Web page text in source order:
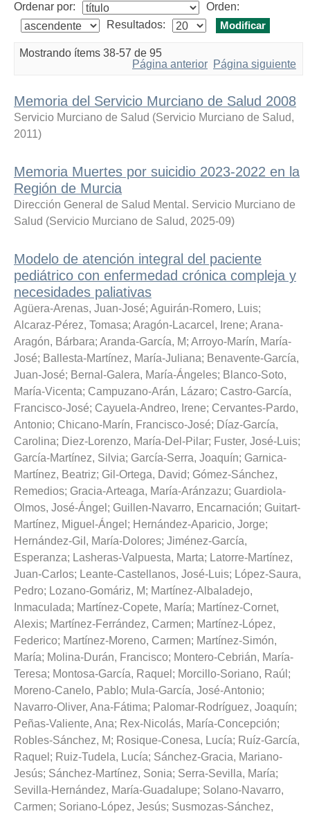
Ordenar por:
Orden:
Resultados:
Mostrando ítems 38-57 de 95
Página anterior Página siguiente
Memoria del Servicio Murciano de Salud 2008
Servicio Murciano de Salud (Servicio Murciano de Salud,
2011)
Memoria Muertes por suicidio 2023-2022 en la
Región de Murcia
Dirección General de Salud Mental. Servicio Murciano de
Salud (Servicio Murciano de Salud, 2025-09)
Modelo de atención integral del paciente
pediátrico con enfermedad crónica compleja y
necesidades paliativas
Agüera-Arenas, Juan-José; Aguirán-Romero, Luis;
Alcaraz-Pérez, Tomasa; Aragón-Lacarcel, Irene; Arana-
Aragón, Bárbara; Aranda-García, M; Arroyo-Marín, María-
José; Ballesta-Martínez, María-Juliana; Benavente-García,
Juan-José; Bernal-Galera, María-Ángeles; Blanco-Soto,
María-Vicenta; Campuzano-Arán, Lázaro; Castro-García,
Francisco-José; Cayuela-Andreo, Irene; Cervantes-Pardo,
Antonio; Chicano-Marín, Francisco-José; Díaz-García,
Carolina; Diez-Lorenzo, María-Del-Pilar; Fuster, José-Luis;
García-Martínez, Silvia; García-Serra, Joaquín; Garnica-
Martínez, Beatriz; Gil-Ortega, David; Gómez-Sánchez,
Remedios; Gracia-Arteaga, María-Aránzazu; Guardiola-
Olmos, José-Ángel ; Guillen-Navarro, Encarnación; Guitart-
Martínez, Miguel-Ángel ; Hernández-Aparicio, Jorge;
Hernández-GiI, María-Dolores; Jiménez-García,
Esperanza; Lasheras-Valpuesta, Marta; Latorre-Martínez,
Juan-Carlos; Leante-Castellanos, José-Luis; López-Saura,
Pedro; Lozano-Gomáriz, M; Martínez-Albaladejo,
Inmaculada; Martínez-Copete, María; Martínez-Cornet,
Alexis; Martínez-Ferrández, Carmen; Martínez-López,
Federico; Martínez-Moreno, Carmen; Martínez-Simón,
María; Molina-Durán, Francisco; Montero-Cebrián, María-
Teresa; Montosa-García, Raquel ; Morcillo-Soriano, Raúl ;
Moreno-Canelo, Pablo; Mula-García, José-Antonio;
Navarro-Oliver, Ana-Fátima; Palomar-Rodríguez, Joaquín;
Peñas-Valiente, Ana; Rex-Nicolás, María-Concepción;
Robles-Sánchez, M; Rosique-Conesa, Lucía; Ruíz-García,
Raquel ; Ruiz-Tudela, Lucía; Sánchez-Gracia, Mariano-
Jesús; Sánchez-Martínez, Sonia; Serra-Sevilla, María;
Sevilla-Hernández, María-Guadalupe; Solano-Navarro,
Carmen; Soriano-López, Jesús; Susmozas-Sánchez,